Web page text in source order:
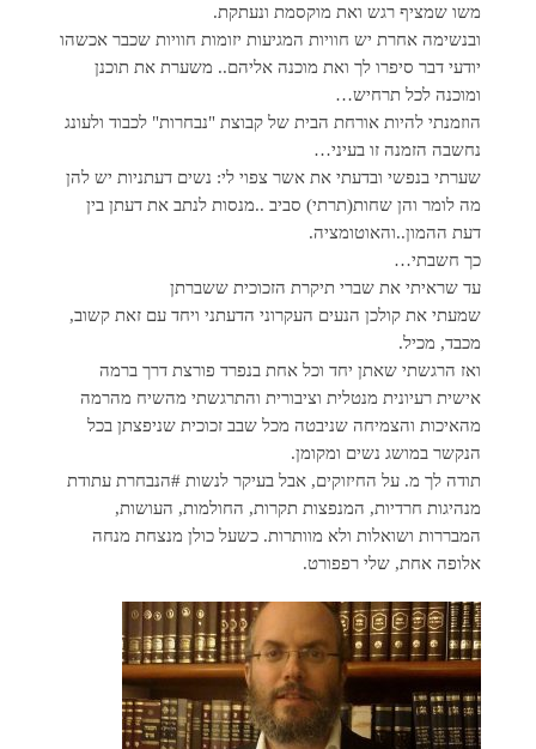
משו שמציף רגש ואת מוקסמת ונעתקת.
ובנשימה אחרת יש חוויות המגיעות יזומות חוויות שכבר אכשהו
יודעי דבר סיפרו לך ואת מוכנה אליהם.. משערת את תוכנן
ומוכנה לכל תרחיש…
הוזמנתי להיות אורחת הבית של קבוצת "נבחרות" לכבוד ולעונג
נחשבה הזמנה זו בעיני…
שערתי בנפשי ובדעתי את אשר צפוי לי: נשים דעתניות יש להן
מה לומר והן שחות(תרתי) סביב ..מנסות לנתב את דעתן בין
דעת ההמון..והאוטומציה.
כך חשבתי…
עד שראיתי את שברי תיקרת הזכוכית ששברתן
שמעתי את קולכן הנעים העקרוני הדעתני ויחד עם זאת קשוב,
מכבד, מכיל.
ואז הרגשתי שאתן יחד וכל אחת בנפרד פורצת דרך ברמה
אישית רעיונית מנטלית וציבורית והתרגשתי מהשיח מהרמה
מהאיכות והצמיחה שניבטה מכל שבב זכוכית שניפצתן בכל
הנקשר במושג נשים ומקומן.
תודה לך מ. על החיזוקים, אבל בעיקר לנשות #הנבחרת עתודת
מנהיגות חרדיות, המנפצות תקרות, החולמות, העושות,
המבררות ושואלות ולא מוותרות. כשעל כולן מנצחת מנחה
אלופה אחת, שלי רפפורט.